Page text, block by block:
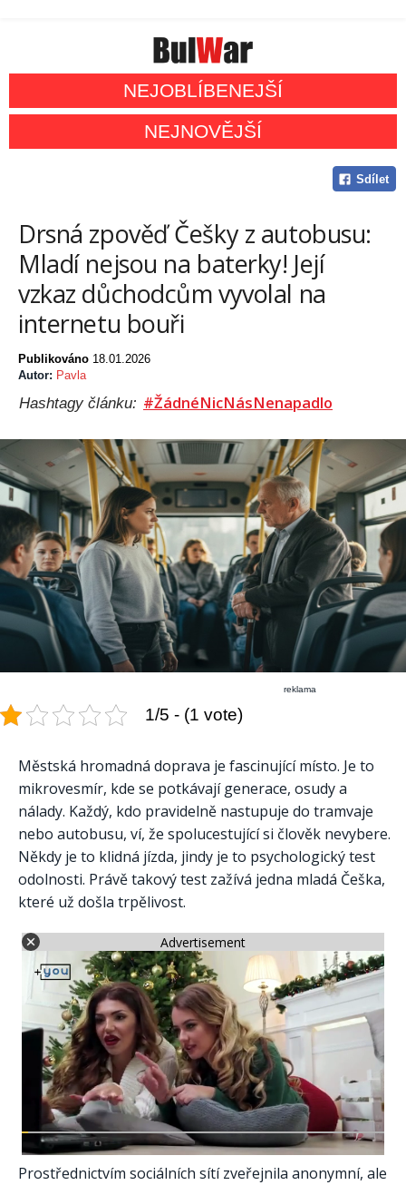
NEJOBLÍBENEJŠÍ
NEJNOVĚJŠÍ
Sdílet
Drsná zpověď Češky z autobusu:
Mladí nejsou na baterky! Její
vzkaz důchodcům vyvolal na
internetu bouři
Publikováno 18.01.2026
Autor: Pavla
Hashtagy článku: #ŽádnéNicNásNenapadlo
reklama
1/5 - (1 vote)
Městská hromadná doprava je fascinující místo. Je to
mikrovesmír, kde se potkávají generace, osudy a
nálady. Každý, kdo pravidelně nastupuje do tramvaje
nebo autobusu, ví, že spolucestující si člověk nevybere.
Někdy je to klidná jízda, jindy je to psychologický test
odolnosti. Právě takový test zažívá jedna mladá Češka,
které už došla trpělivost.
Advertisement
Prostřednictvím sociálních sítí zveřejnila anonymní, ale